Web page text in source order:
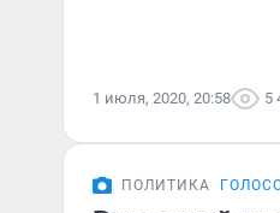
1 июля, 2020, 20:58 5
ПОЛИТИКА